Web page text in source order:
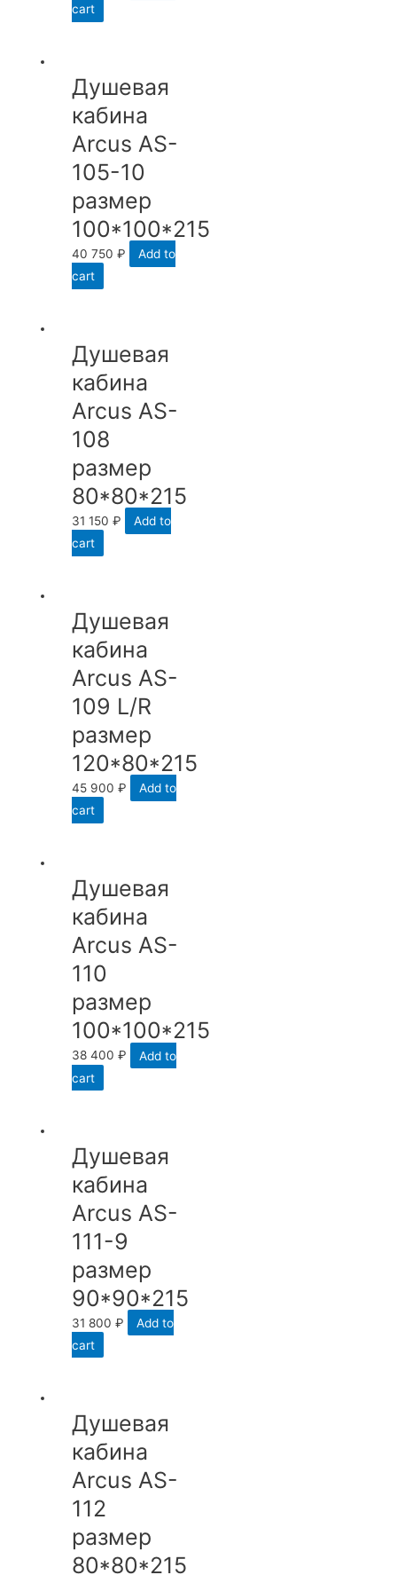
cart
Душевая
кабина
Arcus AS-
105-10
размер
100*100*215
40 750₽
Add to
cart
Душевая
кабина
Arcus AS-
108
размер
80*80*215
31 150₽
Add to
cart
Душевая
кабина
Arcus AS-
109 L/R
размер
120*80*215
45 900₽
Add to
cart
Душевая
кабина
Arcus AS-
110
размер
100*100*215
38 400₽
Add to
cart
Душевая
кабина
Arcus AS-
111-9
размер
90*90*215
31 800₽
Add to
cart
Душевая
кабина
Arcus AS-
112
размер
80*80*215